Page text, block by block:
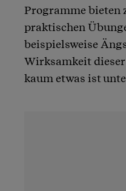
Programme bieten
praktischen
beispielsweise
Wirksamkeit
kaum etwas ist